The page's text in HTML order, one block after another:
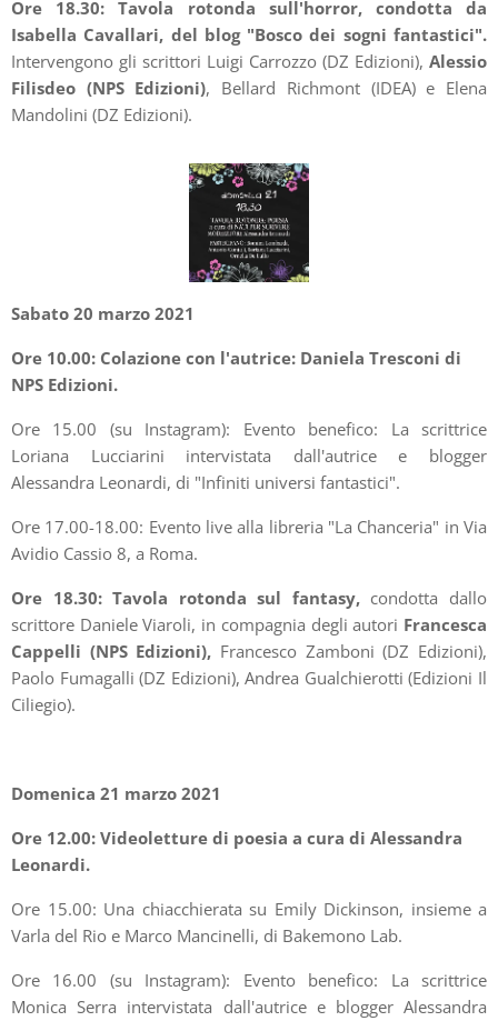
Ore 18.30: Tavola rotonda sull'horror, condotta da
Isabella Cavallari, del blog "Bosco dei sogni fantastici".
Intervengono gli scrittori Luigi Carrozzo (DZ Edizioni), Alessio
Filisdeo (NPS Edizioni), Bellard Richmont (IDEA) e Elena
Mandolini (DZ Edizioni).
Sabato 20 marzo 2021
Ore 10.00: Colazione con l'autrice: Daniela Tresconi di
NPS Edizioni.
Ore 15.00 (su Instagram): Evento benefico: La scrittrice
Loriana Lucciarini intervistata dall'autrice e blogger
Alessandra Leonardi, di "Infiniti universi fantastici".
Ore 17.00-18.00: Evento live alla libreria "La Chanceria" in Via
Avidio Cassio 8, a Roma.
Ore 18.30: Tavola rotonda sul fantasy, condotta dallo
scrittore Daniele Viaroli, in compagnia degli autori Francesca
Cappelli (NPS Edizioni), Francesco Zamboni (DZ Edizioni),
Paolo Fumagalli (DZ Edizioni), Andrea Gualchierotti (Edizioni Il
Ciliegio).
Domenica 21 marzo 2021
Ore 12.00: Videoletture di poesia a cura di Alessandra
Leonardi.
Ore 15.00: Una chiacchierata su Emily Dickinson, insieme a
Varla del Rio e Marco Mancinelli, di Bakemono Lab.
Ore 16.00 (su Instagram): Evento benefico: La scrittrice
Monica Serra intervistata dall'autrice e blogger Alessandra